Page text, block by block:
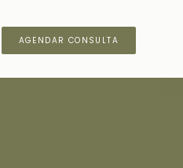
AGENDAR CONSULTA